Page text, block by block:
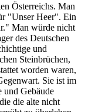
Österreichs. Man
"Unser Heer". Ein
Man würde nicht
des Deutschen
und
Steinbrüchen,
worden waren,
Sie ist im
und Gebäude
die alte nicht